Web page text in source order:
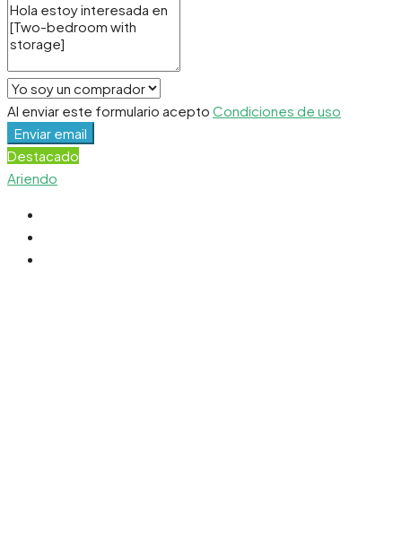
Al enviar este formulario acepto Condiciones de uso
Enviar email
Destacado
Ariendo